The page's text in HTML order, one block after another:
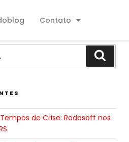
Contato
de Crise: Rodosoft nos